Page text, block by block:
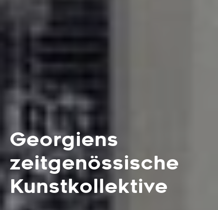
Georgiens
zeitgenössische
Kunstkollektive